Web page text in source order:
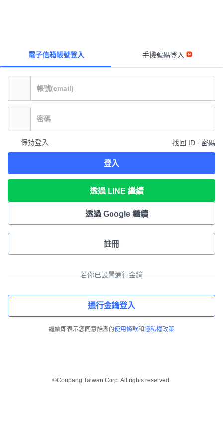
電子信箱帳號登入 手機號碼登入
保持登入 找回 ID ∙ 密碼
登入
透過 LINE 繼續
透過 Google 繼續
註冊
若你已設置通行金鑰
通行金鑰登入
繼續即表示您同意酷澎的使用條款和 隱私權政策
©Coupang Taiwan Corp. All rights reserved.